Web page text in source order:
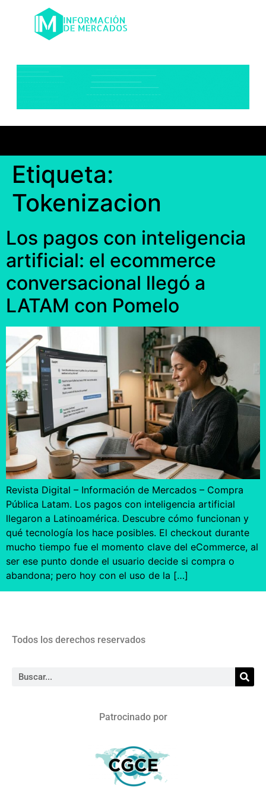
Etiqueta:
Tokenizacion
Los pagos con inteligencia
artificial: el ecommerce
conversacional llegó a
LATAM con Pomelo
Revista Digital – Información de Mercados – Compra
Pública Latam. Los pagos con inteligencia artificial
llegaron a Latinoamérica. Descubre cómo funcionan y
qué tecnología los hace posibles. El checkout durante
mucho tiempo fue el momento clave del eCommerce, al
ser ese punto donde el usuario decide si compra o
abandona; pero hoy con el uso de la […]
Todos los derechos reservados
Patrocinado por